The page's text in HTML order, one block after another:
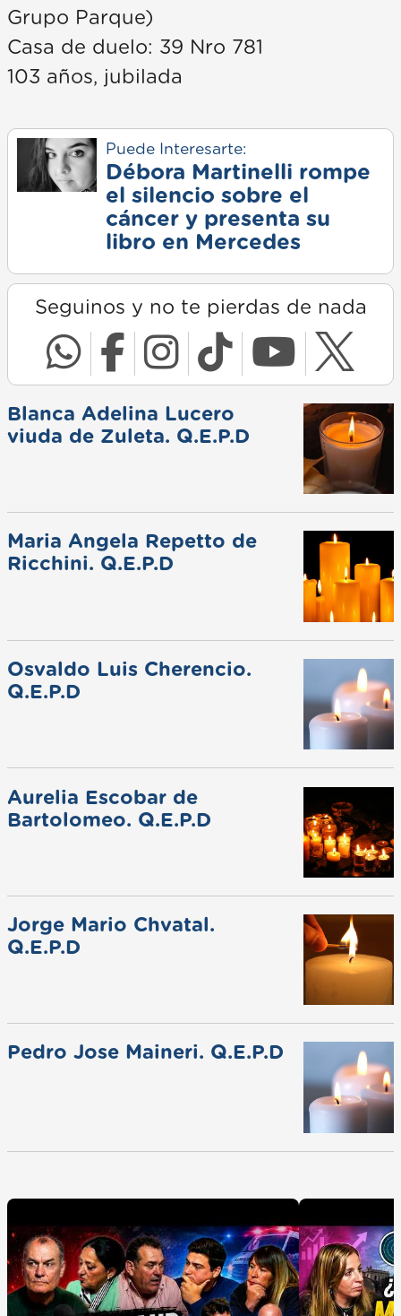
Grupo Parque)
Casa de duelo: 39 Nro 781
103 años, jubilada
Puede Interesarte:
Débora Martinelli rompe
el silencio sobre el
cáncer y presenta su
libro en Mercedes
Seguinos y no te pierdas de nada
Blanca Adelina Lucero
viuda de Zuleta. Q.E.P.D
Maria Angela Repetto de
Ricchini. Q.E.P.D
Osvaldo Luis Cherencio.
Q.E.P.D
Aurelia Escobar de
Bartolomeo. Q.E.P.D
Jorge Mario Chvatal.
Q.E.P.D
Pedro Jose Maineri. Q.E.P.D